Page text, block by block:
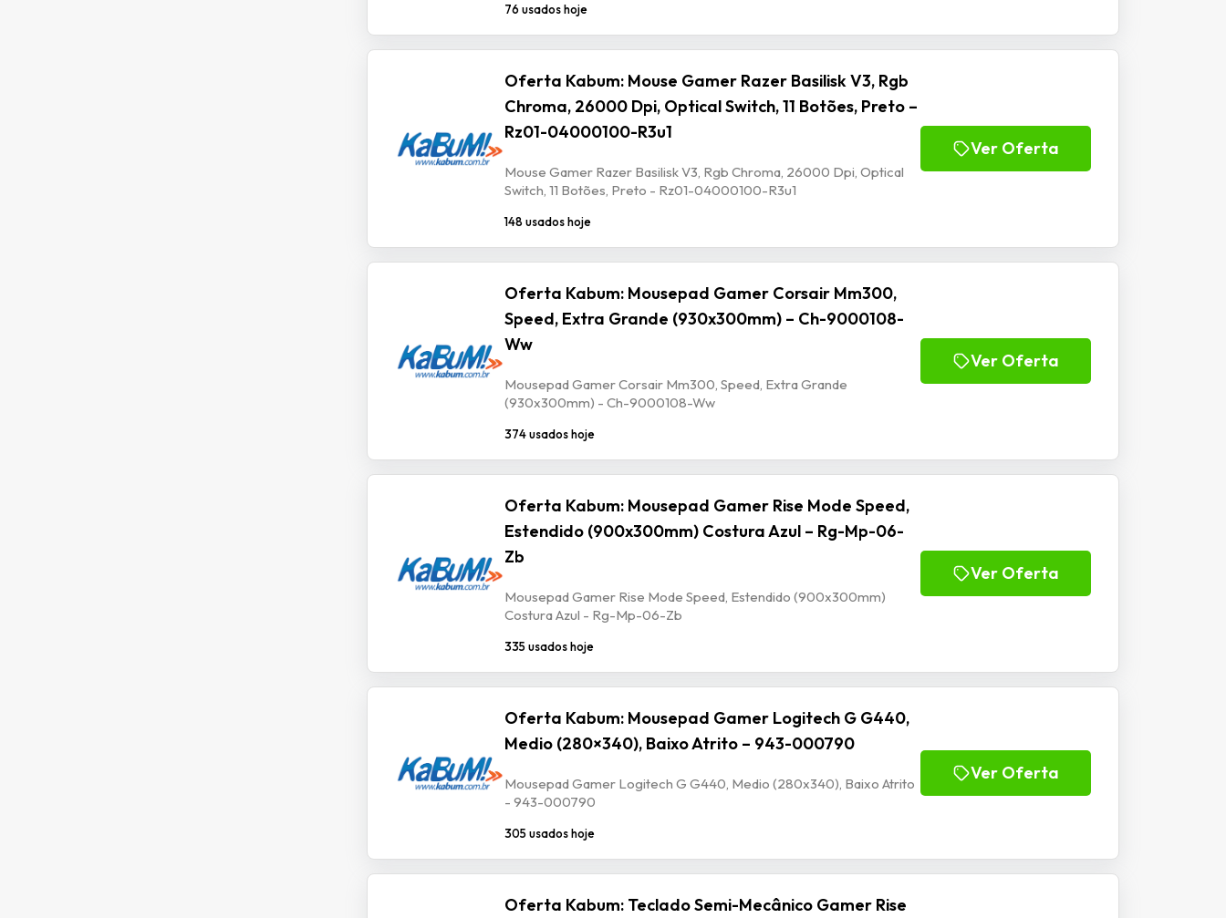
76 usados hoje
Oferta Kabum: Mouse Gamer Razer Basilisk V3, Rgb
Chroma, 26000 Dpi, Optical Switch, 11 Botões, Preto –
Rz01-04000100-R3u1
Mouse Gamer Razer Basilisk V3, Rgb Chroma, 26000 Dpi, Optical
Switch, 11 Botões, Preto - Rz01-04000100-R3u1
148 usados hoje
Ver Oferta
Oferta Kabum: Mousepad Gamer Corsair Mm300,
Speed, Extra Grande (930x300mm) – Ch-9000108-
Ww
Mousepad Gamer Corsair Mm300, Speed, Extra Grande
(930x300mm) - Ch-9000108-Ww
374 usados hoje
Ver Oferta
Oferta Kabum: Mousepad Gamer Rise Mode Speed,
Estendido (900x300mm) Costura Azul – Rg-Mp-06-
Zb
Mousepad Gamer Rise Mode Speed, Estendido (900x300mm)
Costura Azul - Rg-Mp-06-Zb
335 usados hoje
Ver Oferta
Oferta Kabum: Mousepad Gamer Logitech G G440,
Medio (280×340), Baixo Atrito – 943-000790
Mousepad Gamer Logitech G G440, Medio (280x340), Baixo Atrito
- 943-000790
305 usados hoje
Ver Oferta
Oferta Kabum: Teclado Semi-Mecânico Gamer Rise